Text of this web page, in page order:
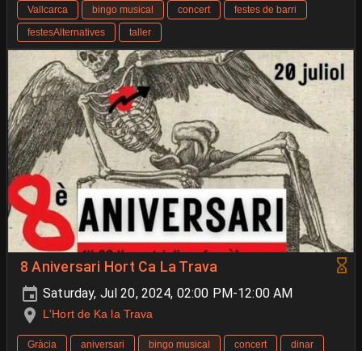
Vallcarca bingo musical concert
festes de barri
festesAlternatives
taller
8 Aniversari Hort Ca La Trava
Saturday, Jul 20, 2024, 02:00 PM-12:00 AM
L'Hort de Ka la Trava
Gràcia aniversari bingo musical concert
dinar